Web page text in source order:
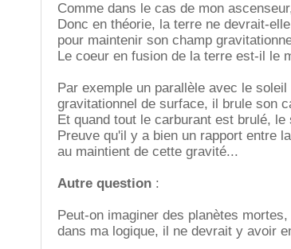
Comme dans le cas de mon
Donc en théorie, la terre ne devrait-
pour maintenir son champ
Le coeur en fusion de la terre est-il le
Par exemple un parallèle avec le
gravitationnel de surface, il brule son
Et quand tout le carburant est brulé,
Preuve qu'il y a bien un rapport entre
au maintient de cette gravité...
Autre question :
Peut-on imaginer des planètes
dans ma logique, il ne devrait y avoir